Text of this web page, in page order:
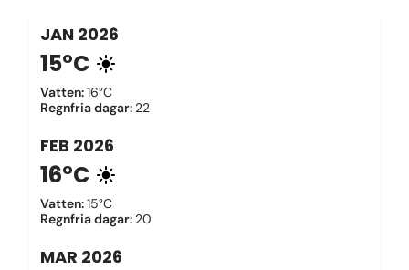
JAN 2026
15°C
Vatten:16°C
Regnfria dagar: 22
FEB 2026
16°C
Vatten:15°C
Regnfria dagar: 20
MAR 2026